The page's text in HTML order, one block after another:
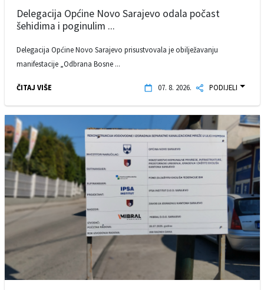
Delegacija Općine Novo Sarajevo odala počast
šehidima i poginulim ...
Delegacija Općine Novo Sarajevo prisustvovala je obilježavanju
manifestacije „Odbrana Bosne ...
ČITAJ VIŠE 07. 8. 2026. PODIJELI